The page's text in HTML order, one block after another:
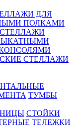
ДЛЯ
ПОЛКАМИ
СТЕЛЛАЖИ
СТЕЛЛАЖИ
ТУМБЫ
СТОЙКИ
ТЕЛЕЖКИ